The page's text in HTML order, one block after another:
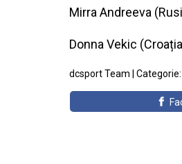
Mirra Andreeva
Donna Vekic
dcsport Team | Categorie: